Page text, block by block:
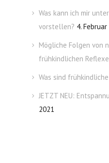
Was kann ich mir
vorstellen? 4.
Mögliche Folgen von
frühkindlichen
Was sind
JETZT NEU:
2021